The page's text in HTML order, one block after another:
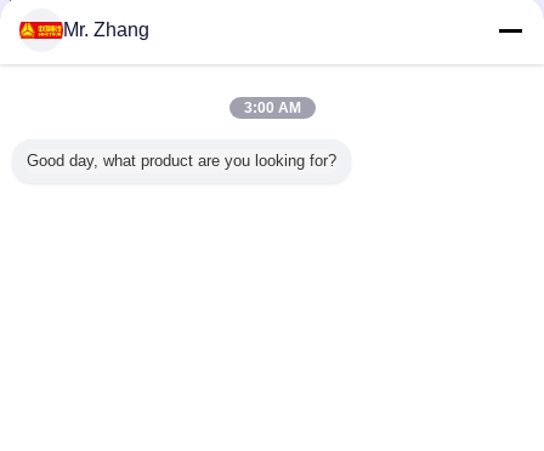
Mr. Zhang
3:00 AM
Good day, what product are you looking for?